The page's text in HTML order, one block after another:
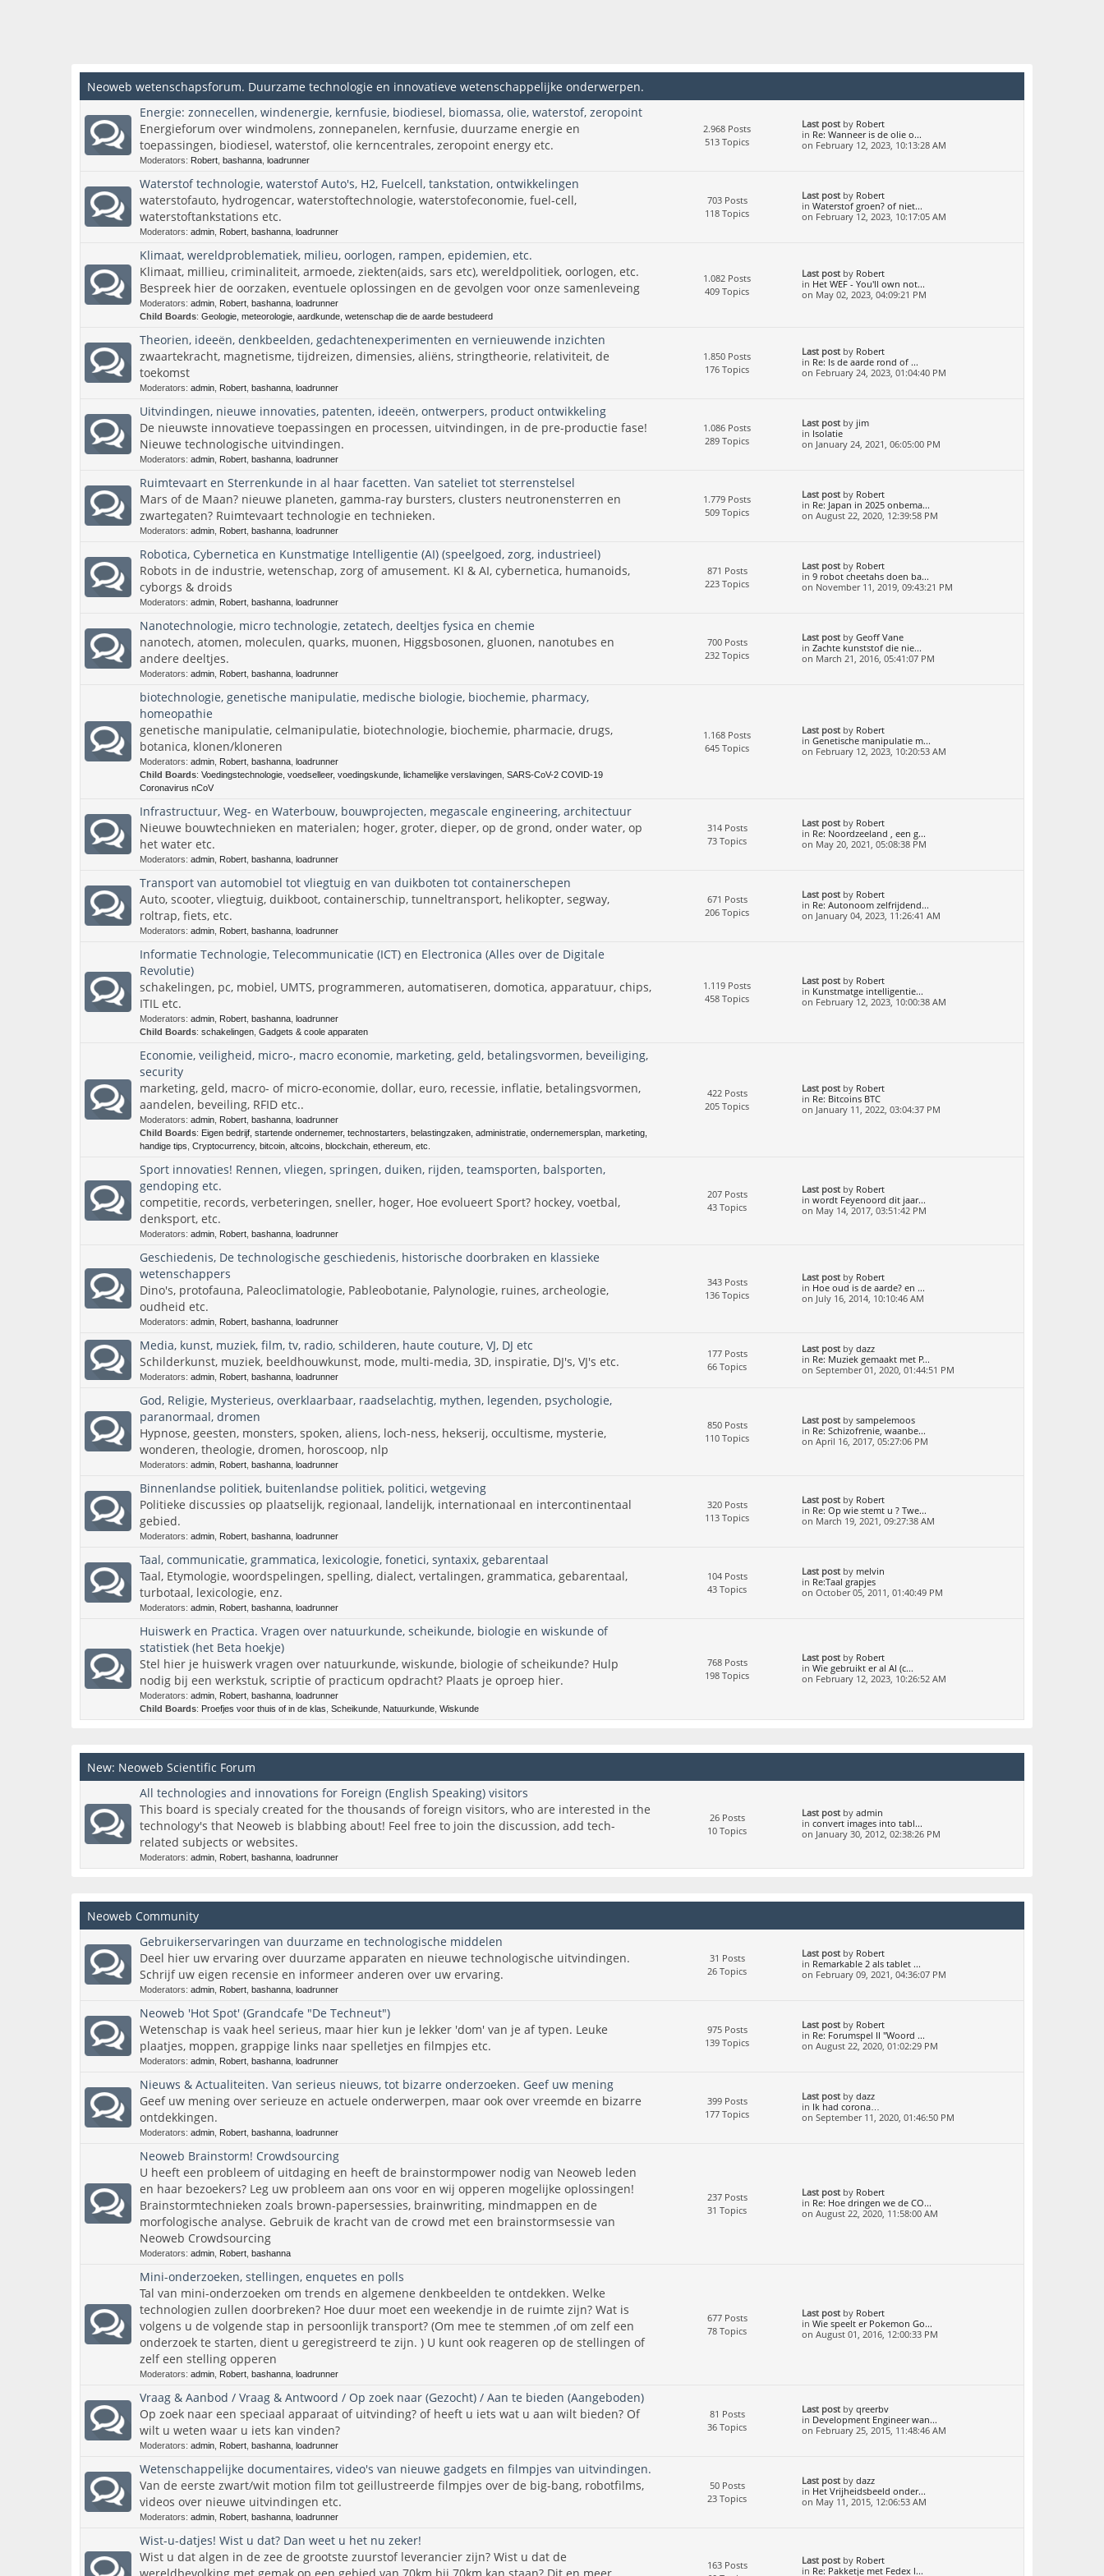
Neoweb wetenschapsforum. Duurzame technologie en innovatieve wetenschappelijke onderwerpen.
Energie: zonnecellen, windenergie, kernfusie, biodiesel, biomassa, olie, waterstof, zeropoint
Energieforum over windmolens, zonnepanelen, kernfusie, duurzame energie en
toepassingen, biodiesel, waterstof, olie kerncentrales, zeropoint energy etc.
Moderators: Robert bashanna loadrunner
2.968 Posts
513 Topics
Last post by Robert
in Re: Wanneer is de olie o...
on February 12, 2023, 10:13:28 AM
Waterstof technologie, waterstof Auto's, H2, Fuelcell, tankstation, ontwikkelingen
waterstofauto, hydrogencar, waterstoftechnologie, waterstofeconomie, fuel-cell,
waterstoftankstations etc.
Moderators: admin Robert bashanna loadrunner
703 Posts
118 Topics
Last post by Robert
in Waterstof groen? of niet...
on February 12, 2023, 10:17:05 AM
Klimaat, wereldproblematiek, milieu, oorlogen, rampen, epidemien, etc.
Klimaat, millieu, criminaliteit, armoede, ziekten(aids, sars etc), wereldpolitiek, oorlogen, etc.
Bespreek hier de oorzaken, eventuele oplossingen en de gevolgen voor onze samenleveing
Moderators: admin Robert bashanna loadrunner
Child Boards: Geologie, meteorologie, aardkunde, wetenschap die de aarde bestudeerd
1.082 Posts
409 Topics
Last post by Robert
in Het WEF - You'll own not...
on May 02, 2023, 04:09:21 PM
Theorien, ideeën, denkbeelden, gedachtenexperimenten en vernieuwende inzichten
zwaartekracht, magnetisme, tijdreizen, dimensies, aliëns, stringtheorie, relativiteit, de
toekomst
Moderators: admin Robert bashanna loadrunner
1.850 Posts
176 Topics
Last post by Robert
in Re: Is de aarde rond of ...
on February 24, 2023, 01:04:40 PM
Uitvindingen, nieuwe innovaties, patenten, ideeën, ontwerpers, product ontwikkeling
De nieuwste innovatieve toepassingen en processen, uitvindingen, in de pre-productie fase!
Nieuwe technologische uitvindingen.
Moderators: admin Robert bashanna loadrunner
1.086 Posts
289 Topics
Last post by jim
in Isolatie
on January 24, 2021, 06:05:00 PM
Ruimtevaart en Sterrenkunde in al haar facetten. Van sateliet tot sterrenstelsel
Mars of de Maan? nieuwe planeten, gamma-ray bursters, clusters neutronensterren en
zwartegaten? Ruimtevaart technologie en technieken.
Moderators: admin Robert bashanna loadrunner
1.779 Posts
509 Topics
Last post by Robert
in Re: Japan in 2025 onbema...
on August 22, 2020, 12:39:58 PM
Robotica, Cybernetica en Kunstmatige Intelligentie (AI) (speelgoed, zorg, industrieel)
Robots in de industrie, wetenschap, zorg of amusement. KI & AI, cybernetica, humanoids,
cyborgs & droids
Moderators: admin Robert bashanna loadrunner
871 Posts
223 Topics
Last post by Robert
in 9 robot cheetahs doen ba...
on November 11, 2019, 09:43:21 PM
Nanotechnologie, micro technologie, zetatech, deeltjes fysica en chemie
nanotech, atomen, moleculen, quarks, muonen, Higgsbosonen, gluonen, nanotubes en
andere deeltjes.
Moderators: admin Robert bashanna loadrunner
700 Posts
232 Topics
Last post by Geoff Vane
in Zachte kunststof die nie...
on March 21, 2016, 05:41:07 PM
biotechnologie, genetische manipulatie, medische biologie, biochemie, pharmacy,
homeopathie
genetische manipulatie, celmanipulatie, biotechnologie, biochemie, pharmacie, drugs,
botanica, klonen/kloneren
Moderators: admin Robert bashanna loadrunner
Child Boards: Voedingstechnologie, voedselleer, voedingskunde, lichamelijke verslavingen SARS-CoV-2 COVID-19
Coronavirus nCoV
1.168 Posts
645 Topics
Last post by Robert
in Genetische manipulatie m...
on February 12, 2023, 10:20:53 AM
Infrastructuur, Weg- en Waterbouw, bouwprojecten, megascale engineering, architectuur
Nieuwe bouwtechnieken en materialen; hoger, groter, dieper, op de grond, onder water, op
het water etc.
Moderators: admin Robert bashanna loadrunner
314 Posts
73 Topics
Last post by Robert
in Re: Noordzeeland , een g...
on May 20, 2021, 05:08:38 PM
Transport van automobiel tot vliegtuig en van duikboten tot containerschepen
Auto, scooter, vliegtuig, duikboot, containerschip, tunneltransport, helikopter, segway,
roltrap, fiets, etc.
Moderators: admin Robert bashanna loadrunner
671 Posts
206 Topics
Last post by Robert
in Re: Autonoom zelfrijdend...
on January 04, 2023, 11:26:41 AM
Informatie Technologie, Telecommunicatie (ICT) en Electronica (Alles over de Digitale
Revolutie)
schakelingen, pc, mobiel, UMTS, programmeren, automatiseren, domotica, apparatuur, chips,
ITIL etc.
Moderators: admin Robert bashanna loadrunner
Child Boards: schakelingen Gadgets & coole apparaten
1.119 Posts
458 Topics
Last post by Robert
in Kunstmatge intelligentie...
on February 12, 2023, 10:00:38 AM
Economie, veiligheid, micro-, macro economie, marketing, geld, betalingsvormen, beveiliging,
security
marketing, geld, macro- of micro-economie, dollar, euro, recessie, inflatie, betalingsvormen,
aandelen, beveiling, RFID etc..
Moderators: admin Robert bashanna loadrunner
Child Boards: Eigen bedrijf, startende ondernemer, technostarters, belastingzaken, administratie, ondernemersplan, marketing,
handige tips Cryptocurrency, bitcoin, altcoins, blockchain, ethereum, etc.
422 Posts
205 Topics
Last post by Robert
in Re: Bitcoins BTC
on January 11, 2022, 03:04:37 PM
Sport innovaties! Rennen, vliegen, springen, duiken, rijden, teamsporten, balsporten,
gendoping etc.
competitie, records, verbeteringen, sneller, hoger, Hoe evolueert Sport? hockey, voetbal,
denksport, etc.
Moderators: admin Robert bashanna loadrunner
207 Posts
43 Topics
Last post by Robert
in wordt Feyenoord dit jaar...
on May 14, 2017, 03:51:42 PM
Geschiedenis, De technologische geschiedenis, historische doorbraken en klassieke
wetenschappers
Dino's, protofauna, Paleoclimatologie, Pableobotanie, Palynologie, ruines, archeologie,
oudheid etc.
Moderators: admin Robert bashanna loadrunner
343 Posts
136 Topics
Last post by Robert
in Hoe oud is de aarde? en ...
on July 16, 2014, 10:10:46 AM
Media, kunst, muziek, film, tv, radio, schilderen, haute couture, VJ, DJ etc
Schilderkunst, muziek, beeldhouwkunst, mode, multi-media, 3D, inspiratie, DJ's, VJ's etc.
Moderators: admin Robert bashanna loadrunner
177 Posts
66 Topics
Last post by dazz
in Re: Muziek gemaakt met P...
on September 01, 2020, 01:44:51 PM
God, Religie, Mysterieus, overklaarbaar, raadselachtig, mythen, legenden, psychologie,
paranormaal, dromen
Hypnose, geesten, monsters, spoken, aliens, loch-ness, hekserij, occultisme, mysterie,
wonderen, theologie, dromen, horoscoop, nlp
Moderators: admin Robert bashanna loadrunner
850 Posts
110 Topics
Last post by sampelemoos
in Re: Schizofrenie, waanbe...
on April 16, 2017, 05:27:06 PM
Binnenlandse politiek, buitenlandse politiek, politici, wetgeving
Politieke discussies op plaatselijk, regionaal, landelijk, internationaal en intercontinentaal
gebied.
Moderators: admin Robert bashanna loadrunner
320 Posts
113 Topics
Last post by Robert
in Re: Op wie stemt u ? Twe...
on March 19, 2021, 09:27:38 AM
Taal, communicatie, grammatica, lexicologie, fonetici, syntaxix, gebarentaal
Taal, Etymologie, woordspelingen, spelling, dialect, vertalingen, grammatica, gebarentaal,
turbotaal, lexicologie, enz.
Moderators: admin Robert bashanna loadrunner
104 Posts
43 Topics
Last post by melvin
in Re:Taal grapjes
on October 05, 2011, 01:40:49 PM
Huiswerk en Practica. Vragen over natuurkunde, scheikunde, biologie en wiskunde of
statistiek (het Beta hoekje)
Stel hier je huiswerk vragen over natuurkunde, wiskunde, biologie of scheikunde? Hulp
nodig bij een werkstuk, scriptie of practicum opdracht? Plaats je oproep hier.
Moderators: admin Robert bashanna loadrunner
Child Boards: Proefjes voor thuis of in de klas Scheikunde Natuurkunde Wiskunde
768 Posts
198 Topics
Last post by Robert
in Wie gebruikt er al AI (c...
on February 12, 2023, 10:26:52 AM
New: Neoweb Scientific Forum
All technologies and innovations for Foreign (English Speaking) visitors
This board is specialy created for the thousands of foreign visitors, who are interested in the
technology's that Neoweb is blabbing about! Feel free to join the discussion, add tech-
related subjects or websites.
Moderators: admin Robert bashanna loadrunner
26 Posts
10 Topics
Last post by admin
in convert images into tabl...
on January 30, 2012, 02:38:26 PM
Neoweb Community
Gebruikerservaringen van duurzame en technologische middelen
Deel hier uw ervaring over duurzame apparaten en nieuwe technologische uitvindingen.
Schrijf uw eigen recensie en informeer anderen over uw ervaring.
Moderators: admin Robert bashanna loadrunner
31 Posts
26 Topics
Last post by Robert
in Remarkable 2 als tablet ...
on February 09, 2021, 04:36:07 PM
Neoweb 'Hot Spot' (Grandcafe "De Techneut")
Wetenschap is vaak heel serieus, maar hier kun je lekker 'dom' van je af typen. Leuke
plaatjes, moppen, grappige links naar spelletjes en filmpjes etc.
Moderators: admin Robert bashanna loadrunner
975 Posts
139 Topics
Last post by Robert
in Re: Forumspel II "Woord ...
on August 22, 2020, 01:02:29 PM
Nieuws & Actualiteiten. Van serieus nieuws, tot bizarre onderzoeken. Geef uw mening
Geef uw mening over serieuze en actuele onderwerpen, maar ook over vreemde en bizarre
ontdekkingen.
Moderators: admin Robert bashanna loadrunner
399 Posts
177 Topics
Last post by dazz
in Ik had corona…
on September 11, 2020, 01:46:50 PM
Neoweb Brainstorm! Crowdsourcing
U heeft een probleem of uitdaging en heeft de brainstormpower nodig van Neoweb leden
en haar bezoekers? Leg uw probleem aan ons voor en wij opperen mogelijke oplossingen!
Brainstormtechnieken zoals brown-papersessies, brainwriting, mindmappen en de
morfologische analyse. Gebruik de kracht van de crowd met een brainstormsessie van
Neoweb Crowdsourcing
Moderators: admin Robert bashanna
237 Posts
31 Topics
Last post by Robert
in Re: Hoe dringen we de CO...
on August 22, 2020, 11:58:00 AM
Mini-onderzoeken, stellingen, enquetes en polls
Tal van mini-onderzoeken om trends en algemene denkbeelden te ontdekken. Welke
technologien zullen doorbreken? Hoe duur moet een weekendje in de ruimte zijn? Wat is
volgens u de volgende stap in persoonlijk transport? (Om mee te stemmen ,of om zelf een
onderzoek te starten, dient u geregistreerd te zijn. ) U kunt ook reageren op de stellingen of
zelf een stelling opperen
Moderators: admin Robert bashanna loadrunner
677 Posts
78 Topics
Last post by Robert
in Wie speelt er Pokemon Go...
on August 01, 2016, 12:00:33 PM
Vraag & Aanbod / Vraag & Antwoord / Op zoek naar (Gezocht) / Aan te bieden (Aangeboden)
Op zoek naar een speciaal apparaat of uitvinding? of heeft u iets wat u aan wilt bieden? Of
wilt u weten waar u iets kan vinden?
Moderators: admin Robert bashanna loadrunner
81 Posts
36 Topics
Last post by qreerbv
in Development Engineer wan...
on February 25, 2015, 11:48:46 AM
Wetenschappelijke documentaires, video's van nieuwe gadgets en filmpjes van uitvindingen.
Van de eerste zwart/wit motion film tot geillustreerde filmpjes over de big-bang, robotfilms,
videos over nieuwe uitvindingen etc.
Moderators: admin Robert bashanna loadrunner
50 Posts
23 Topics
Last post by dazz
in Het Vrijheidsbeeld onder...
on May 11, 2015, 12:06:53 AM
Wist-u-datjes! Wist u dat? Dan weet u het nu zeker!
Wist u dat algen in de zee de grootste zuurstof leverancier zijn? Wist u dat de
163 Posts
Last post by Robert
in Re: Pakketje met Fedex l...